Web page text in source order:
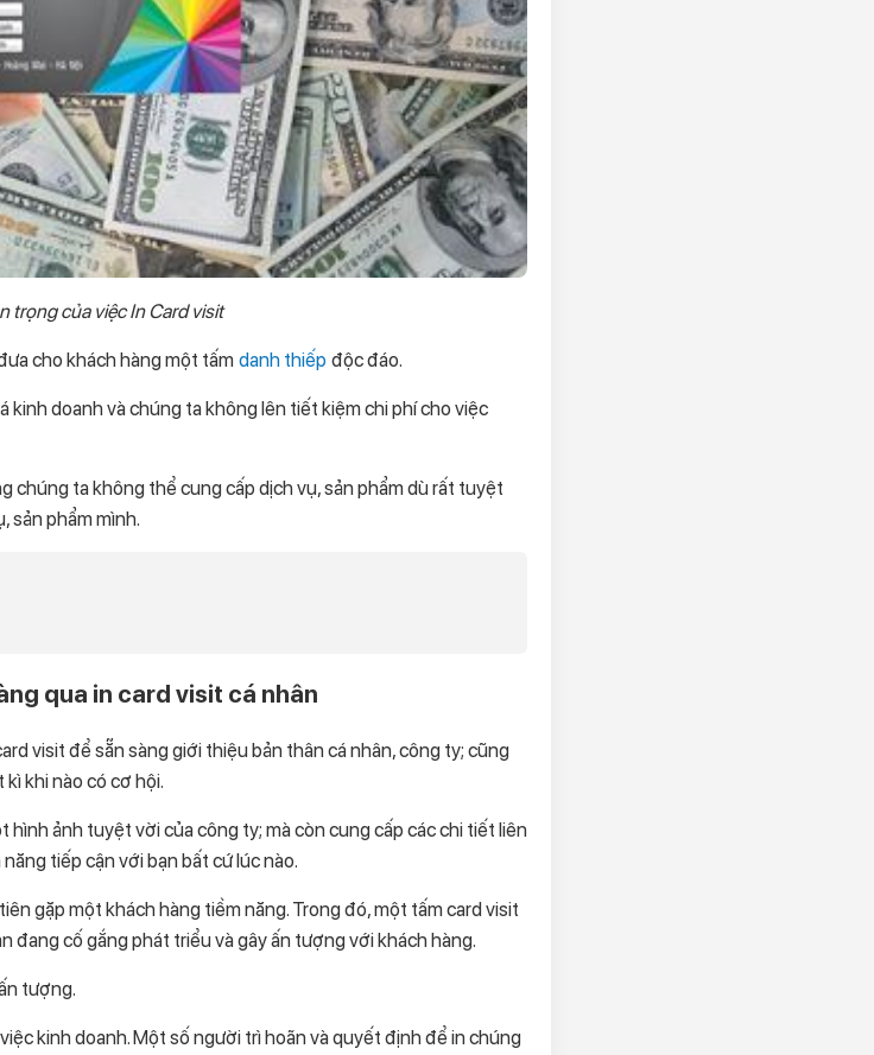
trọng của việc In Card visit
cho khách hàng một tấm danh thiếp độc đáo.
kinh doanh và chúng ta không lên tiết kiệm chi phí cho việc
chúng ta không thể cung cấp dịch vụ, sản phẩm dù rất tuyệt
sản phẩm mình.
qua in card visit cá nhân
visit để sẵn sàng giới thiệu bản thân cá nhân, công ty; cũng
khi nào có cơ hội.
ảnh tuyệt vời của công ty; mà còn cung cấp các chi tiết liên
tiếp cận với bạn bất cứ lúc nào.
gặp một khách hàng tiềm năng. Trong đó, một tấm card visit
đang cố gắng phát triểu và gây ấn tượng với khách hàng.
tượng.
kinh doanh. Một số người trì hoãn và quyết định để in chúng